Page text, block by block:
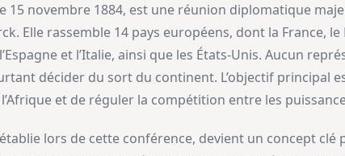
15 novembre 1884, est une réunion diplomatique
Elle rassemble 14 pays européens, dont la France, le
et l’Italie, ainsi que les États-Unis. Aucun
décider du sort du continent. L’objectif principal
et de réguler la compétition entre les
lors de cette conférence, devient un concept clé